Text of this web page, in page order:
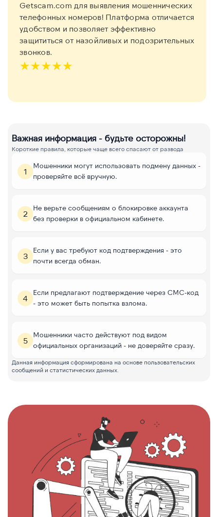
Getscam.com для выявления мошеннических
телефонных номеров! Платформа отличается
удобством и позволяет эффективно
защититься от назойливых и подозрительных
звонков.
★★★★★
Важная информация - будьте осторожны!
Короткие правила, которые чаще всего спасают от развода
1
Мошенники могут использовать подмену данных -
проверяйте всё вручную.
2
Не верьте сообщениям о блокировке аккаунта
без проверки в официальном кабинете.
3
Если у вас требуют код подтверждения - это
почти всегда обман.
4
Если предлагают подтверждение через СМС-код
- это может быть попытка взлома.
5
Мошенники часто действуют под видом
официальных организаций - не доверяйте сразу.
Данная информация сформирована на основе пользовательских
сообщений и статистических данных.